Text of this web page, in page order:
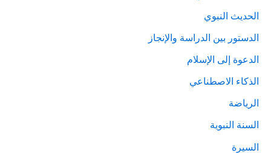
الحديث النبوي
الدستور بين الدراسة والإنجاز
الدعوة إلى الإسلام
الذكاء الاصطناعي
الرياضة
السنة النبوية
السيرة